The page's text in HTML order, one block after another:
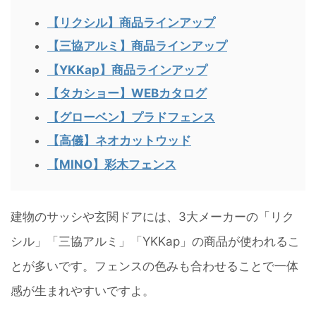
【リクシル】商品ラインアップ
【三協アルミ】商品ラインアップ
【YKKap】商品ラインアップ
【タカショー】WEBカタログ
【グローベン】プラドフェンス
【高儀】ネオカットウッド
【MINO】彩木フェンス
建物のサッシや玄関ドアには、3大メーカーの「リク
シル」「三協アルミ」「YKKap」の商品が使われるこ
とが多いです。フェンスの色みも合わせることで一体
感が生まれやすいですよ。